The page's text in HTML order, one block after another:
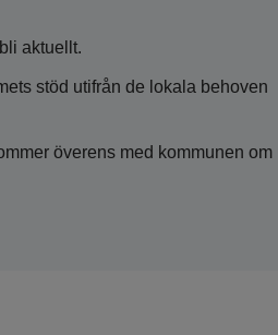
aktuellt.
stöd utifrån de lokala behoven
överens med kommunen om